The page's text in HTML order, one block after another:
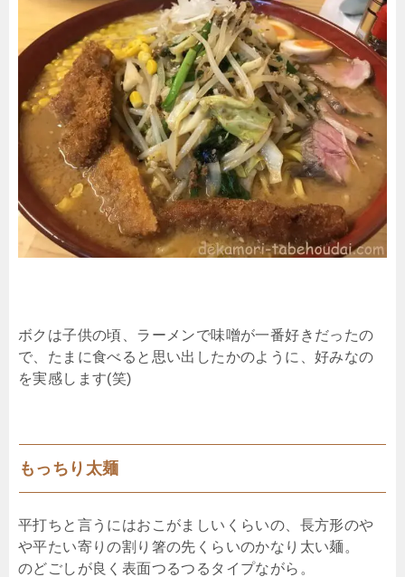
ボクは子供の頃、ラーメンで味噌が一番好きだったの
で、たまに食べると思い出したかのように、好みなの
を実感します(笑)
もっちり太麺
平打ちと言うにはおこがましいくらいの、長方形のや
や平たい寄りの割り箸の先くらいのかなり太い麺。
のどごしが良く表面つるつるタイプながら。